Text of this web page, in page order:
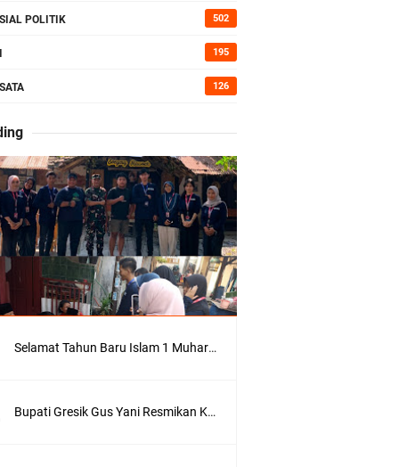
di
POLITIK 502
195
126
Selamat Tahun Baru Islam 1 Muharram 1448 H: Pesan Hijrah Drs. H. Husnul Aqib, M.M. untuk Negeri
Bupati Gresik Gus Yani Resmikan Kantor Desa Sidoraharjo: Simbol Komitmen Pelayanan Publik dan Kepedulian Sosial